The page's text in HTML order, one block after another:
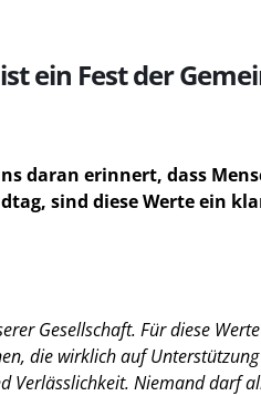
ein Fest der
daran erinnert, dass
sind diese Werte ein
Gesellschaft. Für diese
die wirklich auf
Verlässlichkeit. Niemand darf